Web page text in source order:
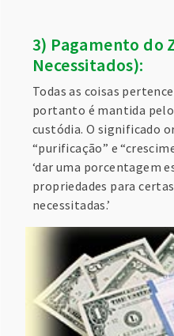
3) Pagamento do
Necessitados):
Todas as coisas
portanto é mantida
custódia. O significado
“purificação” e
‘dar uma porcentagem
propriedades para
necessitadas.’